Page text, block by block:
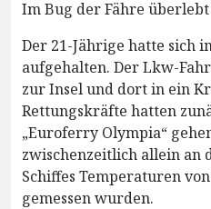
Im Bug der Fähre überlebt
Der 21-Jährige hatte sich
aufgehalten. Der Lkw-
zur Insel und dort in ein
Rettungskräfte hatten
„Euroferry Olympia“
zwischenzeitlich allein an
Schiffes Temperaturen
gemessen wurden.